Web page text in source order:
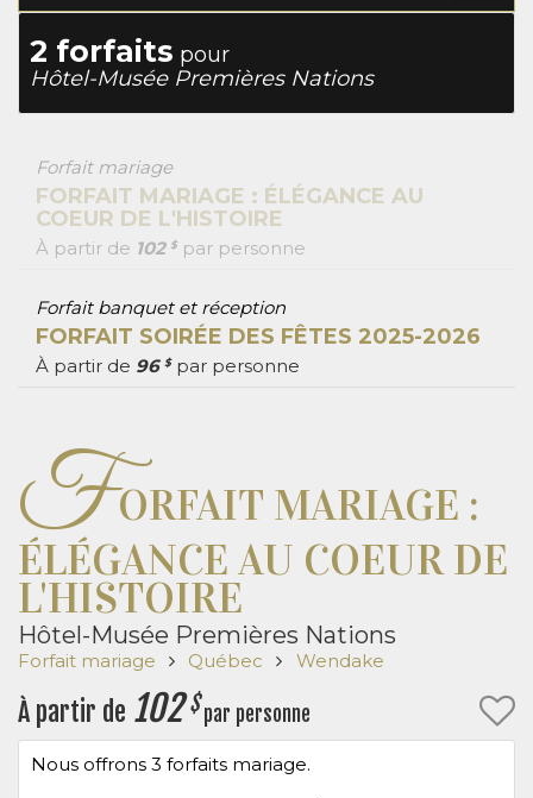
2 forfaits pour
Hôtel-Musée Premières Nations
Forfait mariage
FORFAIT MARIAGE : ÉLÉGANCE AU
COEUR DE L'HISTOIRE
À partir de 102 $par personne
Forfait banquet et réception
FORFAIT SOIRÉE DES FÊTES 2025-2026
À partir de 96 $par personne
FORFAIT MARIAGE :
ÉLÉGANCE AU COEUR DE
L'HISTOIRE
Hôtel-Musée Premières Nations
Forfait mariage Québec Wendake
À partir de 102$par personne
Nous offrons 3 forfaits mariage.